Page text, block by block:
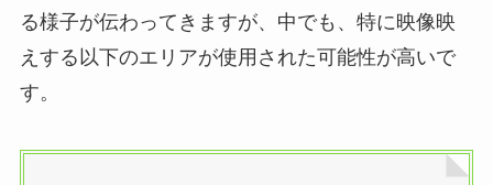
る様子が伝わってきますが、中でも、特に映像映
えする以下のエリアが使用された可能性が高いで
す。